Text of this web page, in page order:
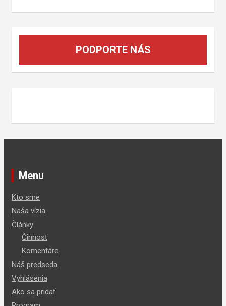
PODPORTE NÁS
Menu
Kto sme
Naša vízia
Články
Činnosť
Komentáre
Náš predseda
Vyhlásenia
Ako sa pridať